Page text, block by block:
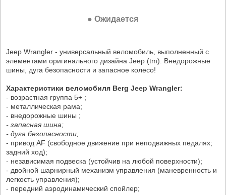
● Ожидается
Jeep Wrangler - универсальный веломобиль, выполненный с
элементами оригинального дизайна Jeep (tm). Внедорожные
шины, дуга безопасности и запасное колесо!
Характеристики веломобиля Berg Jeep Wrangler:
- возрастная группа 5+ ;
- металлическая рама;
- внедорожные шины ;
- запасная шина;
- дуга безопасности;
- привод AF (свободное движение при неподвижных педалях;
задний ход);
- независимая подвеска (устойчив на любой поверхности);
- двойной шарнирный механизм управления (маневренность и
легкость управления);
- передний аэродинамический спойлер;